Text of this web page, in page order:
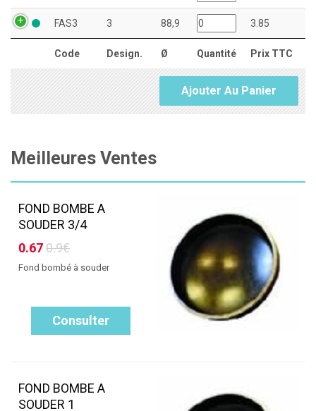
Code Design. Ø Quantité Prix TTC
FAS3 3 88,9 3.85
Ajouter Au Panier
Meilleures Ventes
FOND BOMBE A
SOUDER 3/4
0.670.9€
Fond bombé à souder
Consulter
FOND BOMBE A
SOUDER 1